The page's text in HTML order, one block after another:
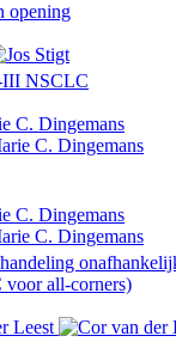
opening
III NSCLC
C. Dingemans
C. Dingemans
all-corners)
Leest